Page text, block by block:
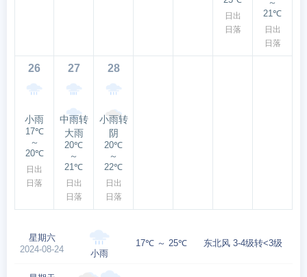
日出
日落
～
21℃
日出
日落
26
小雨
17℃
～
20℃
日出
日落
27
中雨转
大雨
20℃
～
21℃
日出
日落
28
小雨转
阴
20℃
～
22℃
日出
日落
星期六
2024-08-24
小雨
17℃ ～ 25℃ 东北风 3-4级转<3级